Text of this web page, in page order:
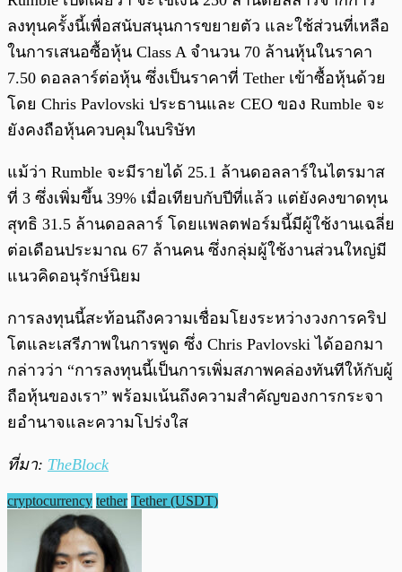
ลงทุนครั้งนี้เพื่อสนับสนุนการขยายตัว และใช้ส่วนที่เหลือ
ในการเสนอซื้อหุ้น Class A จำนวน 70 ล้านหุ้นในราคา
7.50 ดอลลาร์ต่อหุ้น ซึ่งเป็นราคาที่ Tether เข้าซื้อหุ้นด้วย
โดย Chris Pavlovski ประธานและ CEO ของ Rumble จะ
ยังคงถือหุ้นควบคุมในบริษัท
แม้ว่า Rumble จะมีรายได้ 25.1 ล้านดอลลาร์ในไตรมาส
ที่ 3 ซึ่งเพิ่มขึ้น 39% เมื่อเทียบกับปีที่แล้ว แต่ยังคงขาดทุน
สุทธิ 31.5 ล้านดอลลาร์ โดยแพลตฟอร์มนี้มีผู้ใช้งานเฉลี่ย
ต่อเดือนประมาณ 67 ล้านคน ซึ่งกลุ่มผู้ใช้งานส่วนใหญ่มี
แนวคิดอนุรักษ์นิยม
การลงทุนนี้สะท้อนถึงความเชื่อมโยงระหว่างวงการคริป
โตและเสรีภาพในการพูด ซึ่ง Chris Pavlovski ได้ออกมา
กล่าวว่า “การลงทุนนี้เป็นการเพิ่มสภาพคล่องทันทีให้กับผู้
ถือหุ้นของเรา” พร้อมเน้นถึงความสำคัญของการกระจา
ยอำนาจและความโปร่งใส
ที่มา: TheBlock
cryptocurrency tether Tether (USDT)